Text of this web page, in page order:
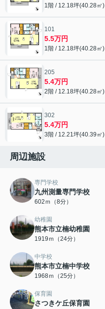
1階 / 12.18坪(40.28㎡)
101
5.5万円
1階 / 12.18坪(40.28㎡)
205
5.4万円
2階 / 12.18坪(40.28㎡)
302
5.4万円
3階 / 12.21坪(40.39㎡)
周辺施設
専門学校
九州測量専門学校
602ｍ（8分）
幼稚園
熊本市立楠幼稚園
1919ｍ（24分）
中学校
熊本市立楠中学校
1968ｍ（25分）
保育園
さつきケ丘保育園